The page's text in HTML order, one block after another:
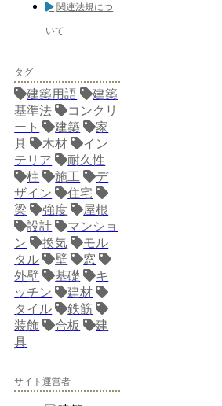
関連法規につ
いて
タグ
建築用語
建築
基準法
コンクリ
ート
建築
家
具
木材
イン
テリア
耐久性
柱
施工
デ
ザイン
住宅
梁
強度
屋根
設計
マンショ
ン
換気
モル
タル
壁
窓
外壁
基礎
キ
ッチン
建材
タイル
鉄筋
装飾
合板
建
具
サイト運営者